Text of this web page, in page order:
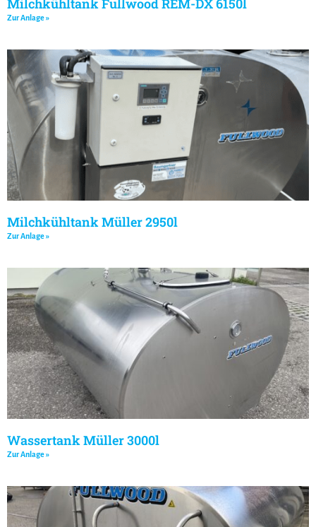
Milchkühltank Fullwood REM-DX 6150l
Zur Anlage »
Milchkühltank Müller 2950l
Zur Anlage »
Wassertank Müller 3000l
Zur Anlage »